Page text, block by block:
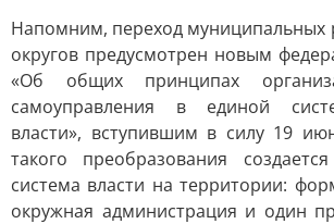
Напомним, переход муниципальных
округов предусмотрен новым
«Об общих принципах
самоуправления в единой
власти», вступившим в силу 19
такого преобразования
система власти на территории:
окружная администрация и один